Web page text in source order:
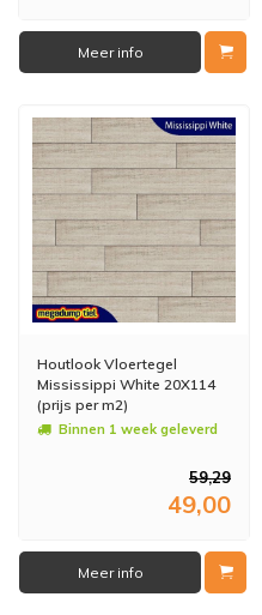
Meer info
Houtlook Vloertegel
Mississippi White 20X114
(prijs per m2)
Binnen 1 week geleverd
59,29
49,00
Meer info